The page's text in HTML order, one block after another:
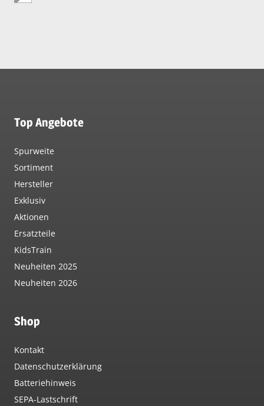
Top Angebote
Spurweite
Sortiment
Hersteller
Exklusiv
Aktionen
Ersatzteile
KidsTrain
Neuheiten 2025
Neuheiten 2026
Shop
Kontakt
Datenschutzerklärung
Batteriehinweis
SEPA-Lastschrift